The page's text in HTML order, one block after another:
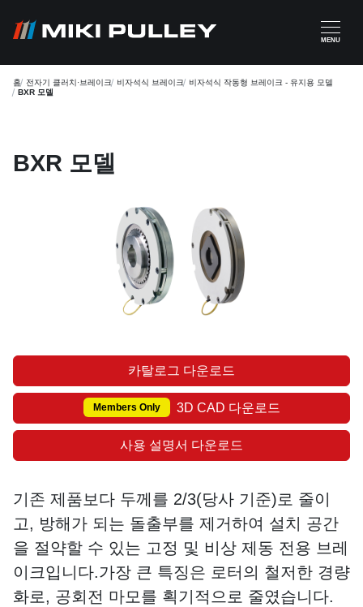
MENU
홈 전자기 클러치·브레이크 비자석식 브레이크
비자석식 작동형 브레이크 - 유지용 모델
BXR 모델
BXR 모델
카탈로그 다운로드
Members Only 3D CAD 다운로드
사용 설명서 다운로드
기존 제품보다 두께를 2/3(당사 기준)로 줄이
고, 방해가 되는 돌출부를 제거하여 설치 공간
을 절약할 수 있는 고정 및 비상 제동 전용 브레
이크입니다.가장 큰 특징은 로터의 철저한 경량
화로, 공회전 마모를 획기적으로 줄였습니다.